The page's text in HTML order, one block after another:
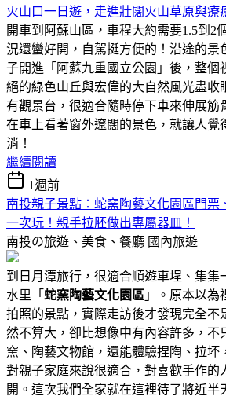
火山口一日遊，走進壯闊火山草原與療
開車到阿蘇山區，車程大約需要1.5到2
況還蠻好開，自駕挺方便的！沿途的景
子開進「阿蘇九重國立公園」後，整個
絕的綠色山丘與宏偉的大自然風光盡收
有觀景台，很適合隨時停下車來伸展筋
在車上看著窗外遼闊的景色，就讓人覺
消！
繼續閱讀
1週前
南投親子景點：蛇窯陶藝文化園區門票
一次玩！親手拉胚做出專屬器皿！
南投の旅遊、美食、餐廳 國內旅遊
到日月潭旅行，很適合順遊車埕、集集
水里「 蛇窯陶藝文化園區 」。原本以為
拍照的景點，實際走訪後才發現完全不
然不算大，卻比想像中有內容許多，不
窯、陶藝文物館，還能體驗捏陶、拉坏
對親子家庭來說很適合，對喜歡手作的
開。這次我們全家就在這裡待了將近半